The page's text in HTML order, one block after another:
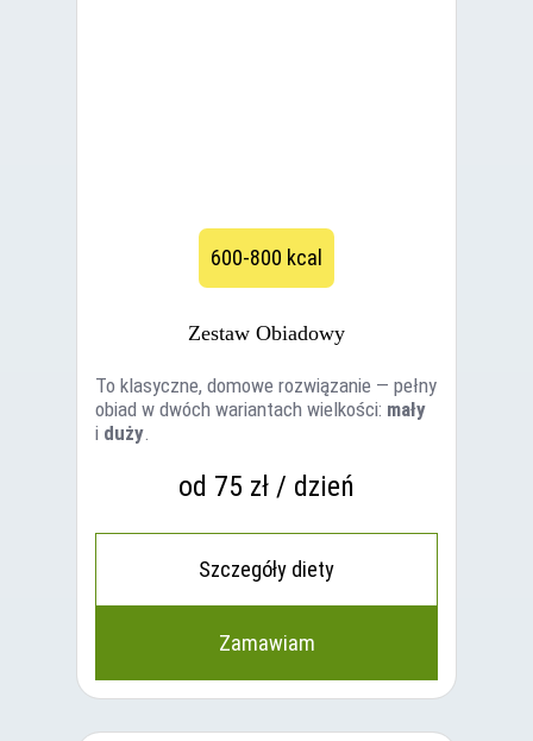
600-800 kcal
Zestaw Obiadowy
To klasyczne, domowe rozwiązanie — pełny
obiad w dwóch wariantach wielkości: mały
i duży.
od 75 zł / dzień
Szczegóły diety
Zamawiam